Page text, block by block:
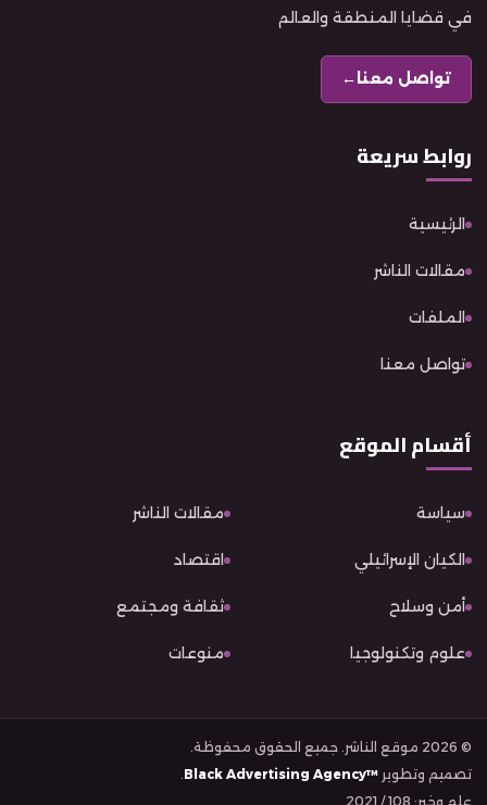
في قضايا المنطقة والعالم
تواصل معنا ←
روابط سريعة
الرئيسية
مقالات الناشر
الملفات
تواصل معنا
أقسام الموقع
سياسة مقالات الناشر
الكيان الإسرائيلي اقتصاد
أمن وسلاح ثقافة ومجتمع
علوم وتكنولوجيا منوعات
© 2026 موقع الناشر. جميع الحقوق محفوظة.
تصميم وتطوير Black Advertising Agency™
علم وخبر: 108 / 2021